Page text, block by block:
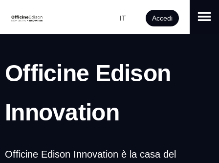
Accedi
IT
Officine Edison
Innovation
Officine Edison Innovation è la casa del